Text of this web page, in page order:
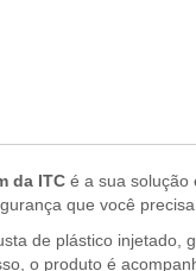
da ITC é a sua solução
que você
de plástico injetado,
o produto é